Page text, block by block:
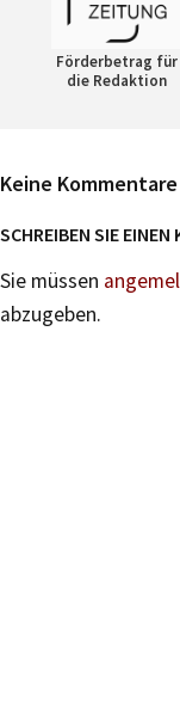
Förderbetrag für
die Redaktion
Keine
SCHREIBEN SIE EINEN
Sie müssen
abzugeben.